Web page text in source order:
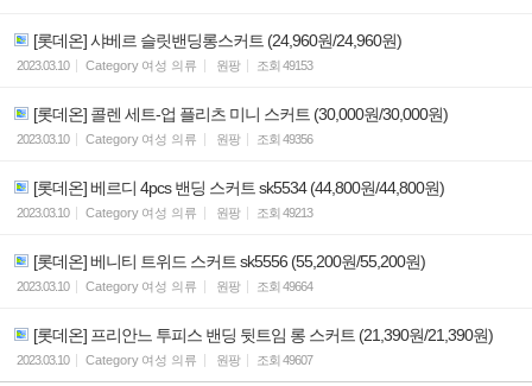
[롯데온] 샤베르 슬릿밴딩롱스커트 (24,960원/24,960원)
2023.03.10 Category 여성 의류 원팡 조회 49153
[롯데온] 콜렌 세트-업 플리츠 미니 스커트 (30,000원/30,000원)
2023.03.10 Category 여성 의류 원팡 조회 49356
[롯데온] 베르디 4pcs 밴딩 스커트 sk5534 (44,800원/44,800원)
2023.03.10 Category 여성 의류 원팡 조회 49213
[롯데온] 베니티 트위드 스커트 sk5556 (55,200원/55,200원)
2023.03.10 Category 여성 의류 원팡 조회 49664
[롯데온] 프리안느 투피스 밴딩 뒷트임 롱 스커트 (21,390원/21,390원)
2023.03.10 Category 여성 의류 원팡 조회 49607